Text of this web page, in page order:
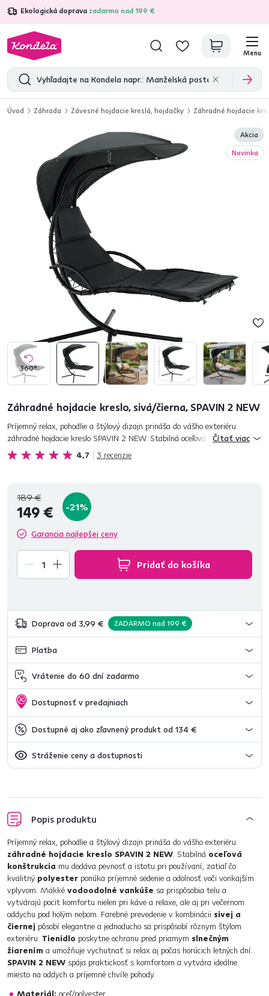
Ekologická doprava zadarmo nad 199 €
4,7 31 157overených produktových recenzií
Menu
Úvod Záhrada Závesné hojdacie kreslá, hojdačky Záhradné hojdacie
360°
Akcia
Novinka
Záhradné hojdacie kreslo, sivá/čierna, SPAVIN 2 NEW
4,7 3 recenzie
Príjemný relax, pohodlie a štýlový dizajn prináša do vášho exteriéru
záhradné hojdacie kreslo SPAVIN 2 NEW. Stabilná oceľová konštrukcia mu
dodáva pevnosť a istotu pri používaní, zatiaľ čo kvalit...
Čítať viac
189 €
149 € -21%
Garancia najlepšej ceny
Pridať do košíka
Doprava od 3,99 € ZADARMO nad 199 €
Platba
Vrátenie do 60 dní zadarmo
Dostupnosť v predajniach
Dostupné aj ako zľavnený produkt od 134 €
Stráženie ceny a dostupnosti
Popis produktu
Príjemný relax, pohodlie a štýlový dizajn prináša do vášho exteriéru
záhradné hojdacie kreslo SPAVIN 2 NEW. Stabilná oceľová
konštrukcia mu dodáva pevnosť a istotu pri používaní, zatiaľ čo
kvalitný polyester ponúka príjemné sedenie a odolnosť voči vonkajším
vplyvom. Mäkké vodoodolné vankúše sa prispôsobia telu a
vytvárajú pocit komfortu nielen pri káve a relaxe, ale aj pri večernom
oddychu pod holým nebom. Farebné prevedenie v kombinácii sivej a
čiernej pôsobí elegantne a jednoducho sa prispôsobí rôznym štýlom
exteriéru. Tienidlo poskytne ochranu pred priamym slnečným
žiarením a umožňuje vychutnať si relax aj počas horúcich letných dní.
SPAVIN 2 NEW spája praktickosť s komfortom a vytvára ideálne
miesto na oddych a príjemné chvíle pohody.
Materiál: oceľ/polyester